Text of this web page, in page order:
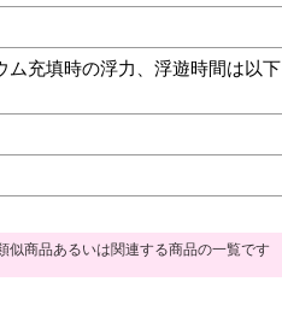
充填時の浮力、浮遊時間は以下
似商品あるいは関連する商品の一覧です